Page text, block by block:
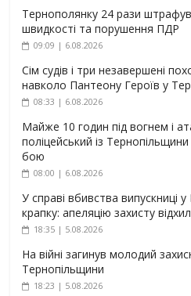
Тернополянку 24 рази
швидкості та порушення ПДР
09:09 | 6.08.2026
Сім судів і три незавершені
навколо Пантеону Героїв у
08:33 | 6.08.2026
Майже 10 годин під вогнем і
поліцейський із
бою
08:00 | 6.08.2026
У справі вбивства випускниці
крапку: апеляцію захисту
18:35 | 5.08.2026
На війні загинув молодий
Тернопільщини
18:23 | 5.08.2026